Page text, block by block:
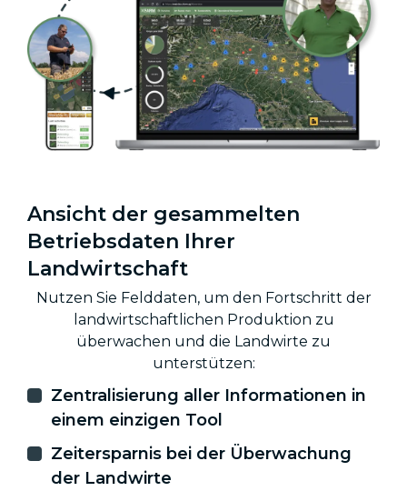
Ansicht der gesammelten
Betriebsdaten Ihrer
Landwirtschaft
Nutzen Sie Felddaten, um den Fortschritt der
landwirtschaftlichen Produktion zu
überwachen und die Landwirte zu
unterstützen:
Zentralisierung aller Informationen in
einem einzigen Tool
Zeitersparnis bei der Überwachung
der Landwirte